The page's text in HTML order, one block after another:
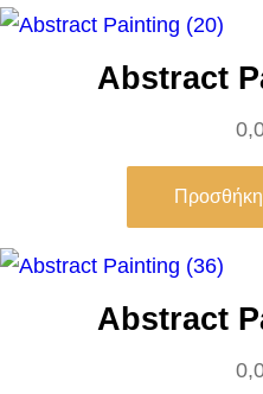
r
η
Abstract
Προσθήκη
Abstract